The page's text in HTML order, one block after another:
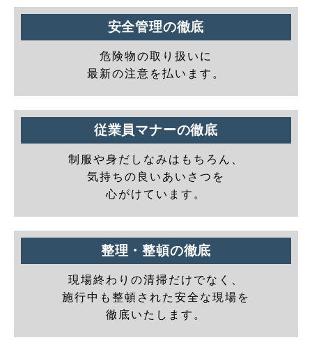
安全管理の徹底
危険物の取り扱いに
最新の注意を払います。
従業員マナーの徹底
制服や身だしなみはもちろん、
気持ちの良いあいさつを
心がけています。
整理・整頓の徹底
現場終わりの清掃だけでなく、
施行中も整頓された安全な現場を
徹底いたします。